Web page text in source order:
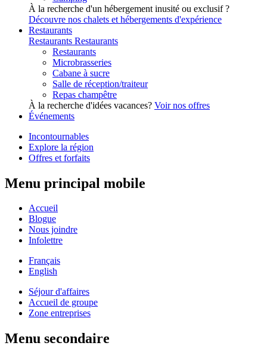
À la recherche d'un hébergement inusité ou exclusif ?
Découvre nos chalets et hébergements d'expérience
Restaurants
Restaurants Restaurants
Restaurants
Microbrasseries
Cabane à sucre
Salle de réception/traiteur
Repas champêtre
À la recherche d'idées vacances? Voir nos offres
Événements
Incontournables
Explore la région
Offres et forfaits
Menu principal mobile
Accueil
Blogue
Nous joindre
Infolettre
Français
English
Séjour d'affaires
Accueil de groupe
Zone entreprises
Menu secondaire